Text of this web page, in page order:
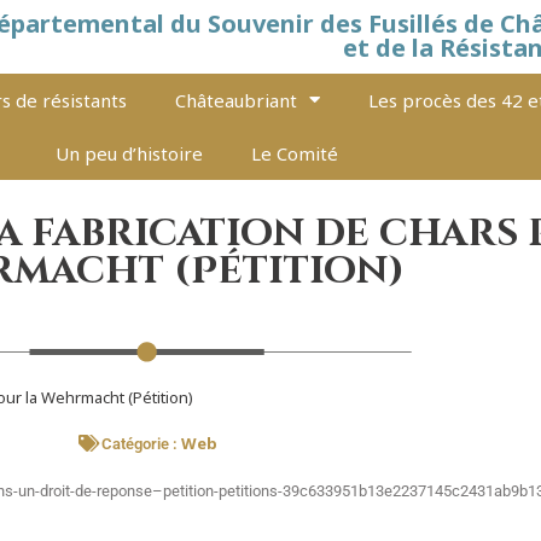
du Souvenir des Fusillés de
et de la
de résistants Châteaubriant Les procès des 42
Un peu d’histoire Le Comité
fabrication de chars
(Pétition)
la Wehrmacht (Pétition)
Catégorie : Web
droit-de-reponse–petition-petitions-